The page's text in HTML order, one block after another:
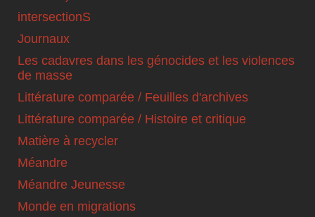
intersectionS
Journaux
Les cadavres dans les génocides et les violences
de masse
Littérature comparée / Feuilles d'archives
Littérature comparée / Histoire et critique
Matière à recycler
Méandre
Méandre Jeunesse
Monde en migrations